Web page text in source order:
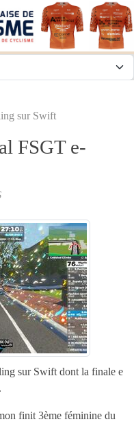
sur Swift
FSGT e-
sur Swift dont la finale e
finit 3ème féminine du